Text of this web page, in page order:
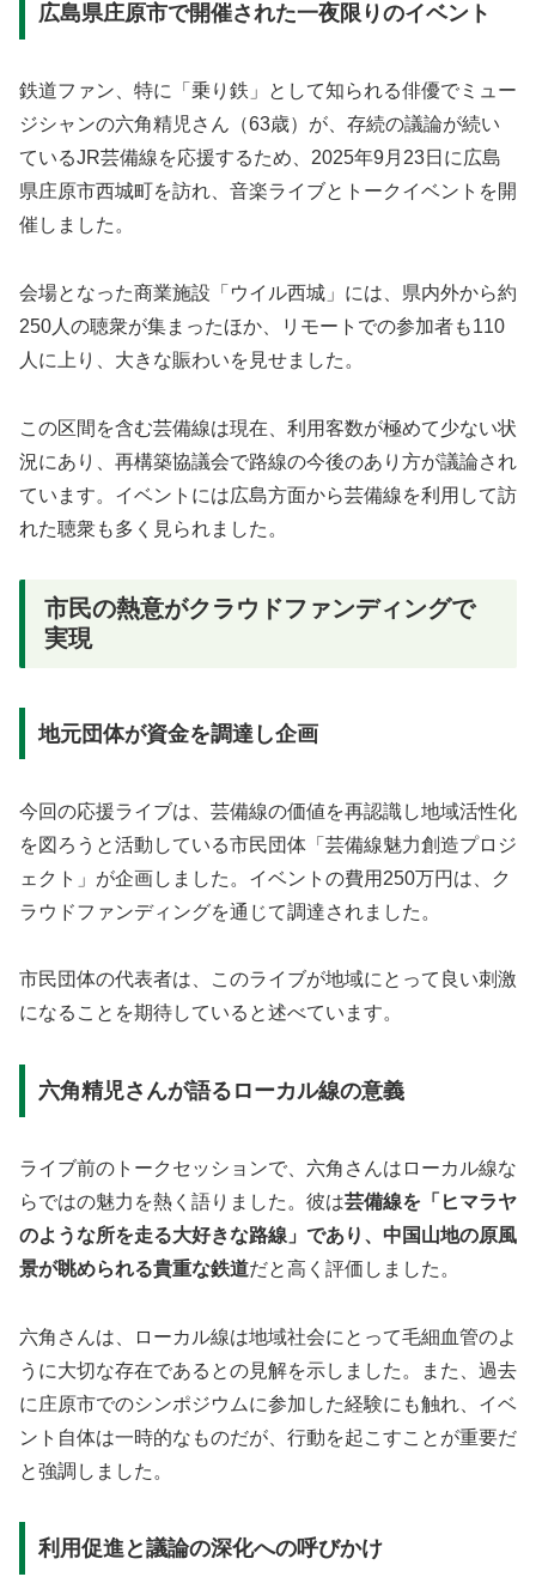
広島県庄原市で開催された一夜限りのイベント
鉄道ファン、特に「乗り鉄」として知られる俳優でミュー
ジシャンの六角精児さん（63歳）が、存続の議論が続い
ているJR芸備線を応援するため、2025年9月23日に広島
県庄原市西城町を訪れ、音楽ライブとトークイベントを開
催しました。
会場となった商業施設「ウイル西城」には、県内外から約
250人の聴衆が集まったほか、リモートでの参加者も110
人に上り、大きな賑わいを見せました。
この区間を含む芸備線は現在、利用客数が極めて少ない状
況にあり、再構築協議会で路線の今後のあり方が議論され
ています。イベントには広島方面から芸備線を利用して訪
れた聴衆も多く見られました。
市民の熱意がクラウドファンディングで
実現
地元団体が資金を調達し企画
今回の応援ライブは、芸備線の価値を再認識し地域活性化
を図ろうと活動している市民団体「芸備線魅力創造プロジ
ェクト」が企画しました。イベントの費用250万円は、ク
ラウドファンディングを通じて調達されました。
市民団体の代表者は、このライブが地域にとって良い刺激
になることを期待していると述べています。
六角精児さんが語るローカル線の意義
ライブ前のトークセッションで、六角さんはローカル線な
らではの魅力を熱く語りました。彼は芸備線を「ヒマラヤ
のような所を走る大好きな路線」であり、中国山地の原風
景が眺められる貴重な鉄道だと高く評価しました。
六角さんは、ローカル線は地域社会にとって毛細血管のよ
うに大切な存在であるとの見解を示しました。また、過去
に庄原市でのシンポジウムに参加した経験にも触れ、イベ
ント自体は一時的なものだが、行動を起こすことが重要だ
と強調しました。
利用促進と議論の深化への呼びかけ